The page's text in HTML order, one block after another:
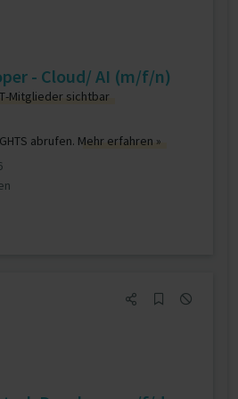
- Cloud/ AI (m/f/n)
Mitglieder sichtbar
abrufen. Mehr erfahren »